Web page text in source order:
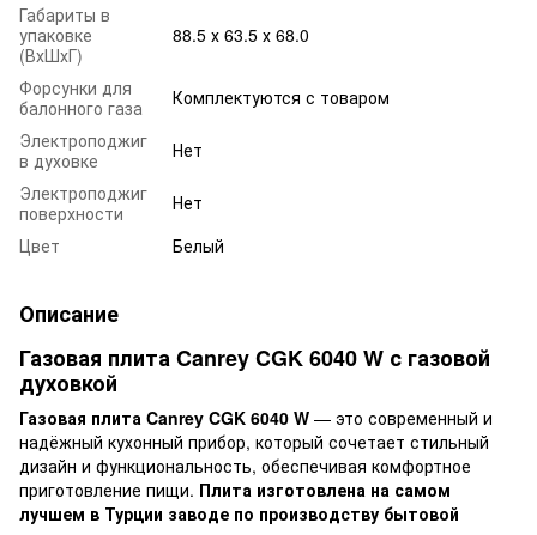
Габариты в
упаковке
(ВхШхГ)
88.5 х 63.5 х 68.0
Форсунки для
балонного газа
Комплектуются с товаром
Электроподжиг
в духовке
Нет
Электроподжиг
поверхности
Нет
Цвет
Белый
Описание
Газовая плита Canrey CGK 6040 W с газовой
духовкой
Газовая плита Canrey CGK 6040 W — это современный и
надёжный кухонный прибор, который сочетает стильный
дизайн и функциональность, обеспечивая комфортное
приготовление пищи. Плита изготовлена на самом
лучшем в Турции заводе по производству бытовой